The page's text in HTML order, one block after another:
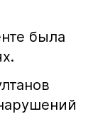
была